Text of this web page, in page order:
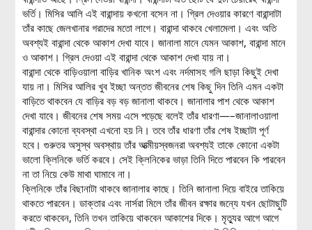
ভর্তি। মিসির আলি এই বারান্দায় কখনো বসেন না। গ্রিল দেওয়ার কারণে বারান্দাটা
তাঁর কাছে জেলখানার গরাদের মতো লাগে। বারান্দা থাকবে খেলামেলা। এবং অতি
অবশ্যই বারান্দা থেকে আকাশ দেখা যাবে। জানালা মানে যেমন আকাশ, বারান্দা মানে
ও আকাশ। গ্রিল দেওয়া এই বারান্দা থেকে আকাশ দেখা যায় না।
বারান্দা থেকে বাড়িওয়ালা বাড়ির খানিক অংশ এবং নর্দমাসহ গলি ছাড়া কিছুই দেখা
যায় না। মিসির আলির খুব ইচ্ছা অন্তত জীবনের শেষ কিছু দিন তিনি এমন একটা
বাড়িতে থাকবেন যে বাড়ির বড় বড় জানালা থাকবে। জানালার পাশ থেকে আকাশ
দেখা যাবে। জীবনের শেষ সময় এসে পড়েছে বলেই তাঁর ধারণা—–জানালাওয়ালা
বারান্দার কোনো ব্যবস্থা এখনো হয় নি। তবে তাঁর ধারণা তাঁর শেষ ইচ্ছাটা পূর্ণ
হবে। গুরুতর অসুস্থ অবস্থায় তাঁর আত্মীয়স্বজনরা অবশ্যই তাকে কোনো একটা
ভালো ক্লিনিকে ভর্তি করবে। সেই ক্লিনিকের ভাড়া তিনি দিতে পারবেন কি পারবেন
না তা নিয়ে কেউ মাথা ঘামাবে না।
ক্লিনিকে তাঁর বিছানাটা থাকবে জানালার কাছে। তিনি জানালা দিয়ে বাইরে তাকিয়ে
থাকতে পারবেন। ডাক্তার এবং নার্সরা মিলে তাঁর জীবন রক্ষার জন্যে যখন ছোটাছুটি
করতে থাকবেন, তিনি তখন তাকিয়ে থাকবেন আকাশের দিকে। মৃত্যুর আগে আগে